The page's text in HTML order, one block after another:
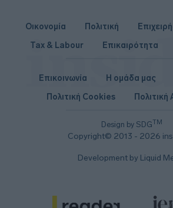
Οικονομία Πολιτική
Tax & Labour
Επικαιρότητα
Design by SDGTM
Copyright© 2013 - 2026
Επικοινωνία Η ομάδα μας
Πολιτική Cookies
Development by Liquid